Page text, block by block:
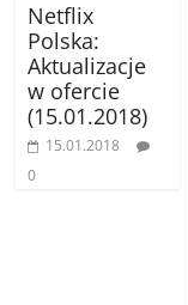
Netflix
Polska:
Aktualizacje
w ofercie
(15.01.2018)
15.01.2018
0